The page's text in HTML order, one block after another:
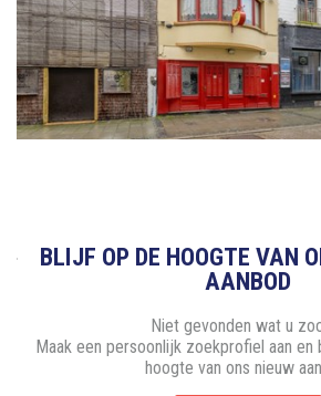
BLIJF OP DE HOOGTE VAN
AANBOD
Niet gevonden wat u
Maak een persoonlijk zoekprofiel aan
hoogte van ons nieuw